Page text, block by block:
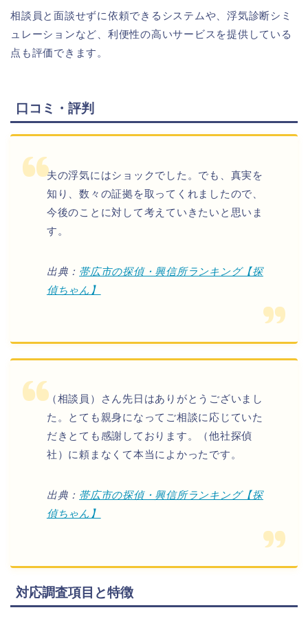
相談員と面談せずに依頼できるシステムや、浮気診断シミ
ュレーションなど、利便性の高いサービスを提供している
点も評価できます。
口コミ・評判
夫の浮気にはショックでした。でも、真実を
知り、数々の証拠を取ってくれましたので、
今後のことに対して考えていきたいと思いま
す。
出典： 帯広市の探偵・興信所ランキング【探
偵ちゃん】
（相談員）さん先日はありがとうございまし
た。とても親身になってご相談に応じていた
だきとても感謝しております。（他社探偵
社）に頼まなくて本当によかったです。
出典： 帯広市の探偵・興信所ランキング【探
偵ちゃん】
対応調査項目と特徴